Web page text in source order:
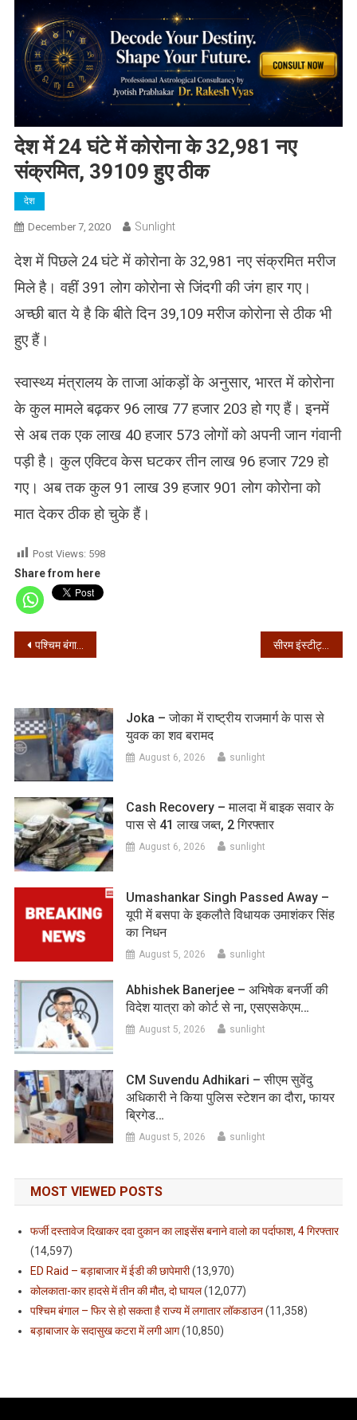
देश में 24 घंटे में कोरोना के 32,981 नए
संक्रमित, 39109 हुए ठीक
देश
December 7, 2020 Sunlight
देश में पिछले 24 घंटे में कोरोना के 32,981 नए संक्रमित मरीज
मिले है। वहीं 391 लोग कोरोना से जिंदगी की जंग हार गए।
अच्छी बात ये है कि बीते दिन 39,109 मरीज कोरोना से ठीक भी
हुए हैं।
स्वास्थ्य मंत्रालय के ताजा आंकड़ों के अनुसार, भारत में कोरोना
के कुल मामले बढ़कर 96 लाख 77 हजार 203 हो गए हैं। इनमें
से अब तक एक लाख 40 हजार 573 लोगों को अपनी जान गंवानी
पड़ी है। कुल एक्टिव केस घटकर तीन लाख 96 हजार 729 हो
गए। अब तक कुल 91 लाख 39 हजार 901 लोग कोरोना को
मात देकर ठीक हो चुके हैं।
Post Views: 598
Share from here
Post
पश्चिम बंगाल – 24 घंटे में मिले 3143 संक्रमित, 3167 ठीक हुए
Joka – जोका में राष्ट्रीय राजमार्ग के पास से
युवक का शव बरामद
August 6, 2026 sunlight
Cash Recovery – मालदा में बाइक सवार के
पास से 41 लाख जब्त, 2 गिरफ्तार
August 6, 2026 sunlight
Umashankar Singh Passed Away –
यूपी में बसपा के इकलौते विधायक उमाशंकर सिंह
का निधन
August 5, 2026 sunlight
Abhishek Banerjee – अभिषेक बनर्जी की
विदेश यात्रा को कोर्ट से ना, एसएसकेएम…
August 5, 2026 sunlight
CM Suvendu Adhikari – सीएम सुवेंदु
अधिकारी ने किया पुलिस स्टेशन का दौरा, फायर
ब्रिगेड…
August 5, 2026 sunlight
MOST VIEWED POSTS
फर्जी दस्तावेज दिखाकर दवा दुकान का लाइसेंस बनाने वालो का पर्दाफाश, 4 गिरफ्तार
(14,597)
ED Raid – बड़ाबाजार में ईडी की छापेमारी(13,970)
कोलकाता-कार हादसे में तीन की मौत, दो घायल(12,077)
पश्चिम बंगाल – फिर से हो सकता है राज्य में लगातार लॉकडाउन(11,358)
बड़ाबाजार के सदासुख कटरा में लगी आग(10,850)